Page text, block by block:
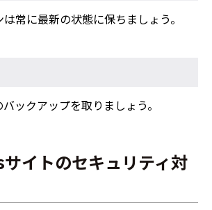
常に最新の状態に保ちましょう。
ックアップを取りましょう。
イトのセキュリティ対